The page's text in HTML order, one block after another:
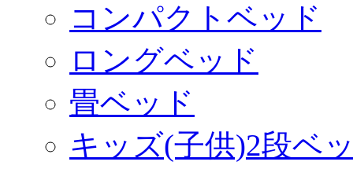
コンパクトベッド
ロングベッド
畳ベッド
キッズ(子供)2段ベ